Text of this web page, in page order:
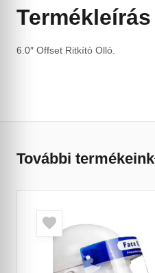
Termékleírás
6.0″ Offset Ritkító Olló.
További termékeink